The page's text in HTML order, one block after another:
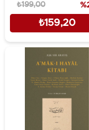
₺159,20
₺199,00